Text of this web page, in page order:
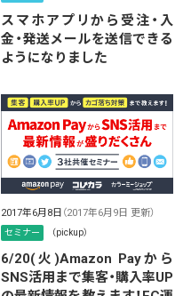
スマホアプリから受注・入
金・発送メールを送信できる
ようになりました
2017年6月8日 （2017年6月9日 更新）
セミナー （pickup）
6/20(火)Amazon Payから
SNS活用まで集客・購入率UP